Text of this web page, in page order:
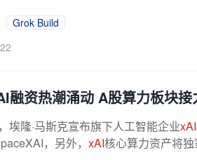
Grok Build
融资热潮涌动 A股算力板块接
埃隆·马斯克宣布旗下人工智能企业xAI
，另外， xAI核心算力资产将